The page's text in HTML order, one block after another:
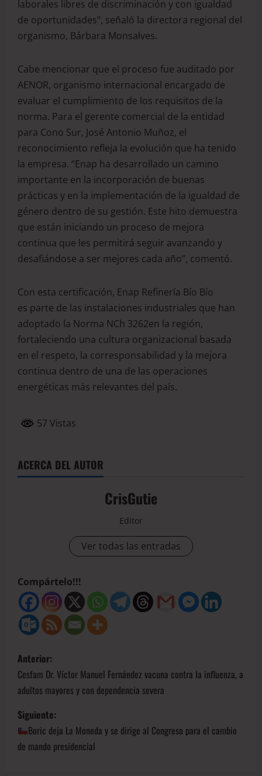
laborales libres de discriminación y con igualdad
de oportunidades”, señaló la directora regional del
organismo, Bárbara Monsalves.
Cabe mencionar que el proceso fue auditado por
AENOR, organismo internacional encargado de
evaluar el cumplimiento de los requisitos de la
norma. Para el gerente comercial de la entidad
para Cono Sur, José Antonio Muñoz, el
reconocimiento refleja la evolución que ha tenido
la empresa. “Enap ha desarrollado un camino
importante en la incorporación de buenas
prácticas y en la implementación de la igualdad de
género dentro de su gestión. Este hito demuestra
que están iniciando un proceso de mejora
continua que les permitirá seguir avanzando y
desafiándose a ser mejores cada año”, comentó.
Con esta certificación, Enap Refinería Bío Bío
es parte de las instalaciones industriales que han
adoptado la Norma NCh 3262en la región,
fortaleciendo una cultura organizacional basada
en el respeto, la corresponsabilidad y la mejora
continua dentro de una de las operaciones
energéticas más relevantes del país.
57 Vistas
ACERCA DEL AUTOR
CrisGutie
Editor
Ver todas las entradas
Compártelo!!!
Anterior:
Cesfam Dr. Víctor Manuel Fernández vacuna contra la influenza, a
adultos mayores y con dependencia severa
Siguiente:
Boric deja La Moneda y se dirige al Congreso para el cambio
de mando presidencial